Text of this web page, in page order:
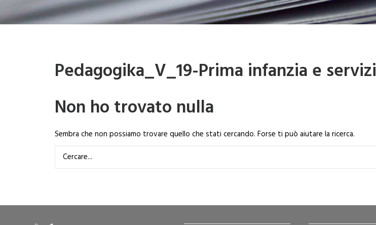
Pedagogika_V_19-Prima infanzia e servizi
Non ho trovato nulla
Sembra che non possiamo trovare quello che stati cercando. Forse ti può aiutare la ricerca.